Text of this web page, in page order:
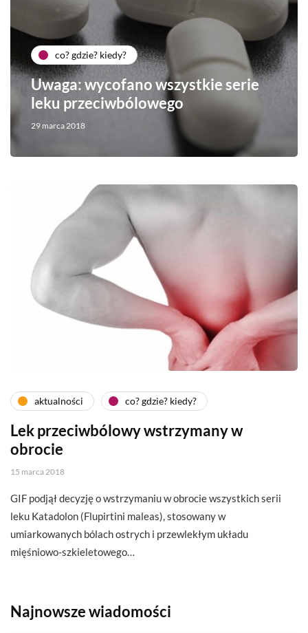
co? gdzie? kiedy?
Uwaga: wycofano wszystkie serie
leku przeciwbólowego
29 marca 2018
aktualności co? gdzie? kiedy?
Lek przeciwbólowy wstrzymany w
obrocie
15 marca 2018
GIF podjął decyzję o wstrzymaniu w obrocie wszystkich serii
leku Katadolon (Flupirtini maleas), stosowany w
umiarkowanych bólach ostrych i przewlekłym układu
mięśniowo-szkieletowego…
Najnowsze wiadomości